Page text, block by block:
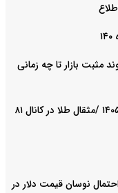
فردا یکشنبه ۱۸ مرداد ۱۴۰۵/ روند مثبت بازار تا چه زمانی
پیش‌ بینی قیمت طلا و سکه یکشنبه ۱۸ مرداد ۱۴۰۵ /مثقال طلا در کانال ۸۱
قیمت دلار یکشنبه ۱۸ مرداد ۱۴۰۵ / احتمال نوسان قیمت دلار در